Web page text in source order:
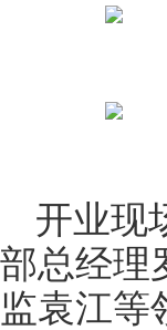
开业现
部总经理
监袁江等